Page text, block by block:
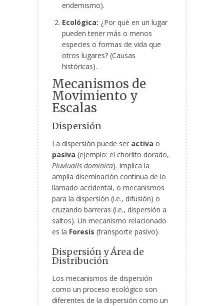
endemismo).
Ecológica: ¿Por qué en un lugar
pueden tener más o menos
especies o formas de vida que
otros lugares? (Causas
históricas).
Mecanismos de
Movimiento y
Escalas
Dispersión
La dispersión puede ser activa o
pasiva (ejemplo: el chorlito dorado,
Pluviualis dominica). Implica la
amplia diseminación continua de lo
llamado accidental, o mecanismos
para la dispersión (i.e., difusión) o
cruzando barreras (i.e., dispersión a
saltos). Un mecanismo relacionado
es la Foresis (transporte pasivo).
Dispersión y Área de
Distribución
Los mecanismos de dispersión
como un proceso ecológico son
diferentes de la dispersión como un